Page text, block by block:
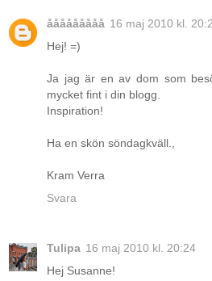
ååååååååå 16 maj 2010 kl.
Hej! =)
Ja jag är en av dom som
mycket fint i din blogg.
Inspiration!
Ha en skön söndagkväll.,
Kram Verra
Svara
Tulipa 16 maj 2010 kl. 20:24
Hej Susanne!